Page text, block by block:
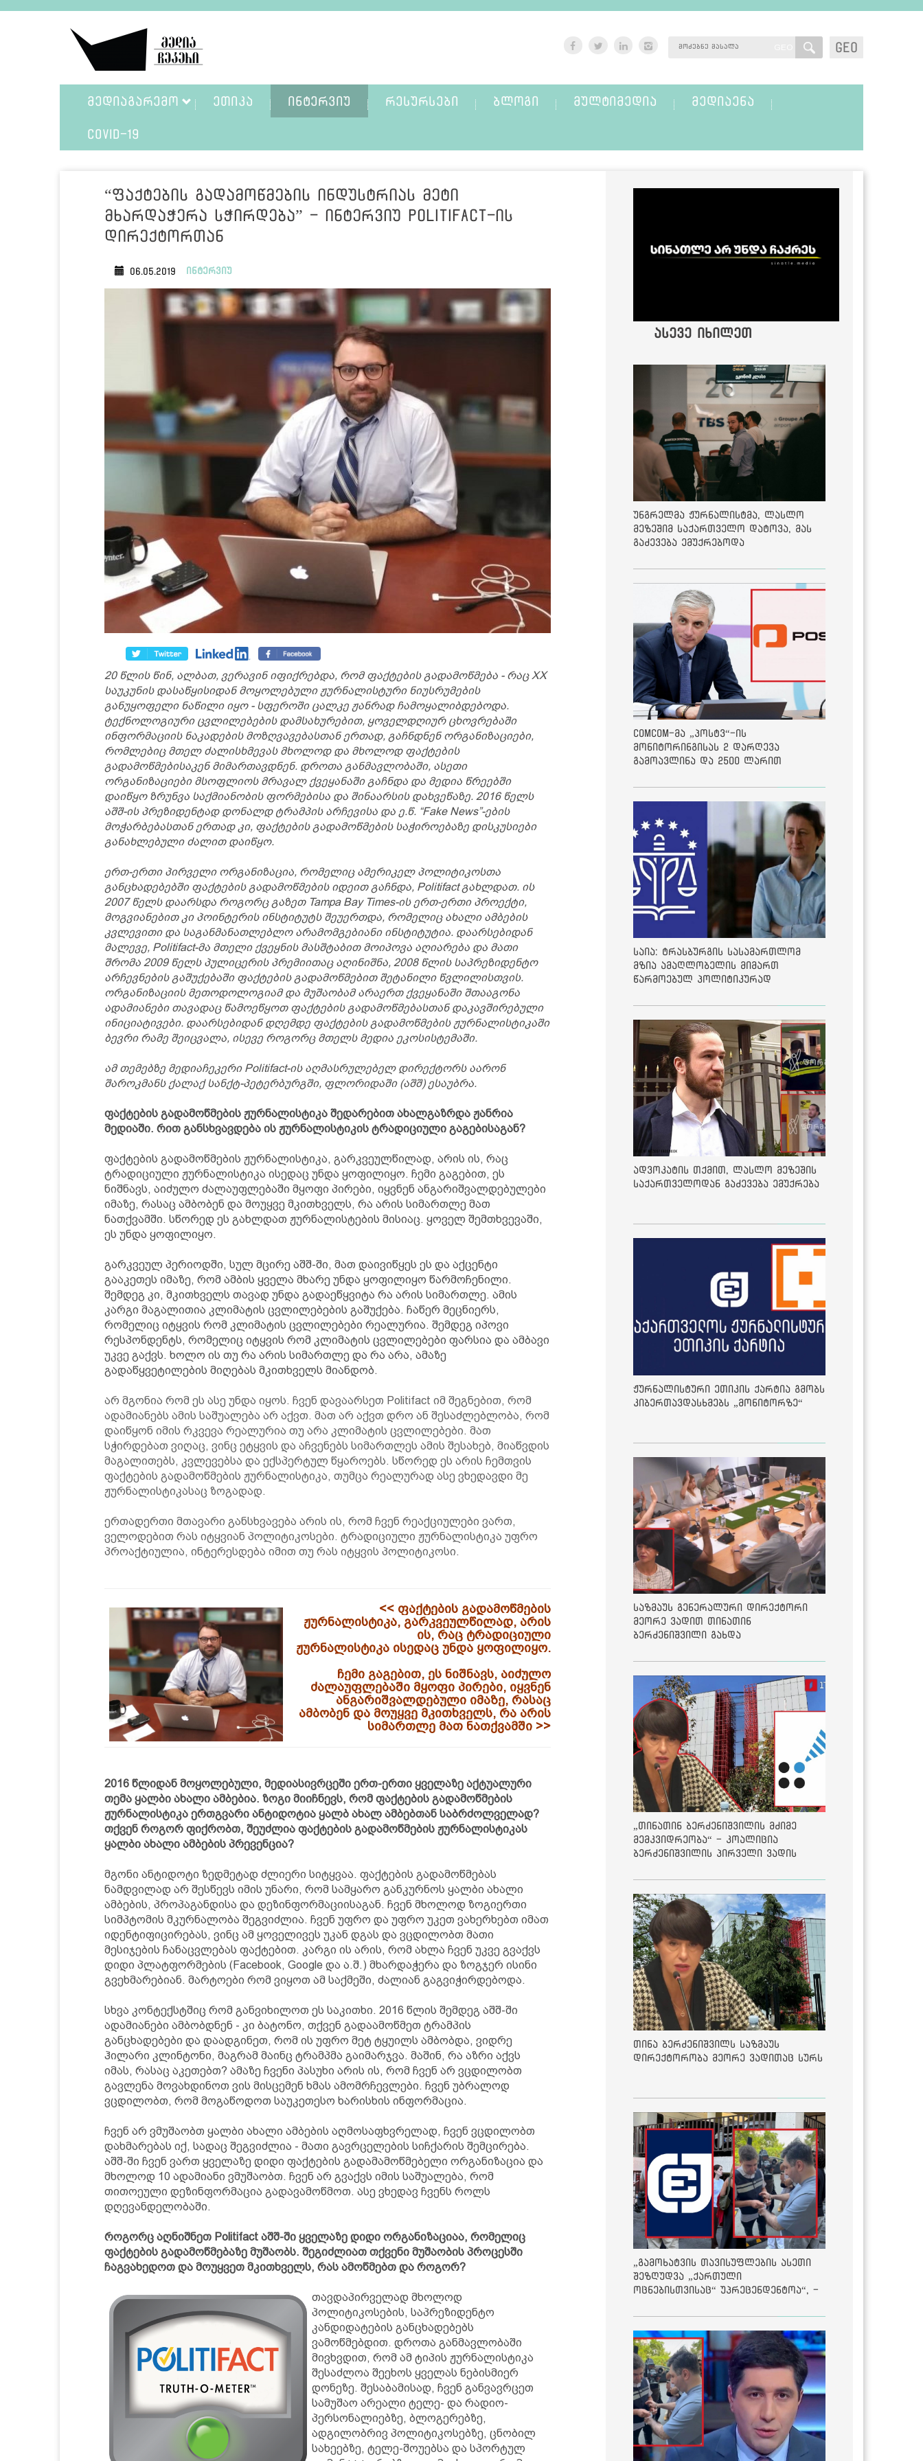
GEO
ᲛᲔᲓᲘᲐᲒᲐᲠᲔᲛᲝ ᲔᲗᲘᲙᲐ ᲘᲜᲢᲔᲠᲕᲘᲣ ᲠᲔᲡᲣᲠᲡᲔᲑᲘ ᲑᲚᲝᲒᲘ ᲛᲣᲚᲢᲘᲛᲔᲓᲘᲐ ᲛᲔᲓᲘᲐᲔᲜᲐ
COVID-19
“ფაქტების გადამოწმების ინდუსტრიას მეტი
მხარდაჭერა სჭირდება” - ინტერვიუ Politifact-ის
დირექტორთან
06.05.2019 ინტერვიუ
20 წლის წინ, ალბათ, ვერავინ იფიქრებდა, რომ ფაქტების გადამოწმება - რაც XX
საუკუნის დასაწყისიდან მოყოლებული ჟურნალისტური ნიუსრუმების
განუყოფელი ნაწილი იყო - სფეროში ცალკე ჟანრად ჩამოყალიბდებოდა.
ტექნოლოგიური ცვლილებების დამსახურებით, ყოველდღიურ ცხოვრებაში
ინფორმაციის ნაკადების მოზღვავებასთან ერთად, გაჩნდნენ ორგანიზაციები,
რომლებიც მთელ ძალისხმევას მხოლოდ და მხოლოდ ფაქტების
გადამოწმებისაკენ მიმართავდნენ. დროთა განმავლობაში, ასეთი
ორგანიზაციები მსოფლიოს მრავალ ქვეყანაში გაჩნდა და მედია წრეებში
დაიწყო ზრუნვა საქმიანობის ფორმებისა და შინაარსის დახვეწაზე. 2016 წელს
აშშ-ის პრეზიდენტად დონალდ ტრამპის არჩევისა და ე.წ. “Fake News”-ების
მოჭარბებასთან ერთად კი, ფაქტების გადამოწმების საჭიროებაზე დისკუსიები
განახლებული ძალით დაიწყო.
ერთ-ერთი პირველი ორგანიზაცია, რომელიც ამერიკელ პოლიტიკოსთა
განცხადებებში ფაქტების გადამოწმების იდეით გაჩნდა, Politifact გახლდათ. ის
2007 წელს დაარსდა როგორც გაზეთ Tampa Bay Times-ის ერთ-ერთი პროექტი,
მოგვიანებით კი პოინტერის ინსტიტუტს შეუერთდა, რომელიც ახალი ამბების
კვლევითი და საგანმანათლებლო არამომგებიანი ინსტიტუტია. დაარსებიდან
მალევე, Politifact-მა მთელი ქვეყნის მასშტაბით მოიპოვა აღიარება და მათი
შრომა 2009 წელს პულიცერის პრემიითაც აღინიშნა, 2008 წლის საპრეზიდენტო
არჩევნების გაშუქებაში ფაქტების გადამოწმებით შეტანილი წვლილისთვის.
ორგანიზაციის მეთოდოლოგიამ და მუშაობამ არაერთ ქვეყანაში შთააგონა
ადამიანები თავადაც წამოეწყოთ ფაქტების გადამოწმებასთან დაკავშირებული
ინიციატივები. დაარსებიდან დღემდე ფაქტების გადამოწმების ჟურნალისტიკაში
ბევრი რამე შეიცვალა, ისევე როგორც მთელს მედია ეკოსისტემაში.
ამ თემებზე მედიაჩეკერი Politifact-ის აღმასრულებელ დირექტორს აარონ
შაროკმანს ქალაქ სანქტ-პეტერბურგში, ფლორიდაში (აშშ) ესაუბრა.
ფაქტების გადამოწმების ჟურნალისტიკა შედარებით ახალგაზრდა ჟანრია
მედიაში. რით განსხვავდება ის ჟურნალისტიკის ტრადიციული გაგებისაგან?
ფაქტების გადამოწმების ჟურნალისტიკა, გარკვეულწილად, არის ის, რაც
ტრადიციული ჟურნალისტიკა ისედაც უნდა ყოფილიყო. ჩემი გაგებით, ეს
ნიშნავს, აიძულო ძალაუფლებაში მყოფი პირები, იყვნენ ანგარიშვალდებულები
იმაზე, რასაც ამბობენ და მოუყვე მკითხველს, რა არის სიმართლე მათ
ნათქვამში. სწორედ ეს გახლდათ ჟურნალისტების მისიაც. ყოველ შემთხვევაში,
ეს უნდა ყოფილიყო.
გარკვეულ პერიოდში, სულ მცირე აშშ-ში, მათ დაივიწყეს ეს და აქცენტი
გააკეთეს იმაზე, რომ ამბის ყველა მხარე უნდა ყოფილიყო წარმოჩენილი.
შემდეგ კი, მკითხველს თავად უნდა გადაეწყვიტა რა არის სიმართლე. ამის
კარგი მაგალითია კლიმატის ცვლილებების გაშუქება. ჩაწერ მეცნიერს,
რომელიც იტყვის რომ კლიმატის ცვლილებები რეალურია. შემდეგ იპოვი
რესპონდენტს, რომელიც იტყვის რომ კლიმატის ცვლილებები ფარსია და ამბავი
უკვე გაქვს. ხოლო ის თუ რა არის სიმართლე და რა არა, ამაზე
გადაწყვეტილების მიღებას მკითხველს მიანდობ.
არ მგონია რომ ეს ასე უნდა იყოს. ჩვენ დავაარსეთ Politifact იმ შეგნებით, რომ
ადამიანებს ამის საშუალება არ აქვთ. მათ არ აქვთ დრო ან შესაძლებლობა, რომ
დაიწყონ იმის რკვევა რეალურია თუ არა კლიმატის ცვლილებები. მათ
სჭირდებათ ვიღაც, ვინც ეტყვის და აჩვენებს სიმართლეს ამის შესახებ, მიაწვდის
მაგალითებს, კვლევებსა და ექსპერტულ წყაროებს. სწორედ ეს არის ჩემთვის
ფაქტების გადამოწმების ჟურნალისტიკა, თუმცა რეალურად ასე ვხედავდი მე
ჟურნალისტიკასაც ზოგადად.
ერთადერთი მთავარი განსხვავება არის ის, რომ ჩვენ რეაქციულები ვართ,
ველოდებით რას იტყვიან პოლიტიკოსები. ტრადიციული ჟურნალისტიკა უფრო
პროაქტიულია, ინტერესდება იმით თუ რას იტყვის პოლიტიკოსი.
<< ფაქტების გადამოწმების
ჟურნალისტიკა, გარკვეულწილად, არის
ის, რაც ტრადიციული
ჟურნალისტიკა ისედაც უნდა ყოფილიყო.
ჩემი გაგებით, ეს ნიშნავს, აიძულო
ძალაუფლებაში მყოფი პირები, იყვნენ
ანგარიშვალდებული იმაზე, რასაც
ამბობენ და მოუყვე მკითხველს, რა არის
სიმართლე მათ ნათქვამში >>
2016 წლიდან მოყოლებული, მედიასივრცეში ერთ-ერთი ყველაზე აქტუალური
თემა ყალბი ახალი ამბებია. ზოგი მიიჩნევს, რომ ფაქტების გადამოწმების
ჟურნალისტიკა ერთგვარი ანტიდოტია ყალბ ახალ ამბებთან საბრძოლველად?
თქვენ როგორ ფიქრობთ, შეუძლია ფაქტების გადამოწმების ჟურნალისტიკას
ყალბი ახალი ამბების პრევენცია?
მგონი ანტიდოტი ზედმეტად ძლიერი სიტყვაა. ფაქტების გადამოწმებას
ნამდვილად არ შესწევს იმის უნარი, რომ სამყარო განკურნოს ყალბი ახალი
ამბების, პროპაგანდისა და დეზინფორმაციისაგან. ჩვენ მხოლოდ ზოგიერთი
სიმპტომის მკურნალობა შეგვიძლია. ჩვენ უფრო და უფრო უკეთ ვახერხებთ იმათ
იდენტიფიცირებას, ვინც ამ ყოველივეს უკან დგას და ვცდილობთ მათი
მესიჯების ჩანაცვლებას ფაქტებით. კარგი ის არის, რომ ახლა ჩვენ უკვე გვაქვს
დიდი პლატფორმების (Facebook, Google და ა.შ.) მხარდაჭერა და ზოგჯერ ისინი
გვეხმარებიან. მარტოები რომ ვიყოთ ამ საქმეში, ძალიან გაგვიჭირდებოდა.
სხვა კონტექსტშიც რომ განვიხილოთ ეს საკითხი. 2016 წლის შემდეგ აშშ-ში
ადამიანები ამბობდნენ - კი ბატონო, თქვენ გადაამოწმეთ ტრამპის
განცხადებები და დაადგინეთ, რომ ის უფრო მეტ ტყუილს ამბობდა, ვიდრე
ჰილარი კლინტონი, მაგრამ მაინც ტრამპმა გაიმარჯვა. მაშინ, რა აზრი აქვს
იმას, რასაც აკეთებთ? ამაზე ჩვენი პასუხი არის ის, რომ ჩვენ არ ვცდილობთ
გავლენა მოვახდინოთ ვის მისცემენ ხმას ამომრჩევლები. ჩვენ უბრალოდ
ვცდილობთ, რომ მოგაწოდოთ საუკეთესო ხარისხის ინფორმაცია.
ჩვენ არ ვმუშაობთ ყალბი ახალი ამბების აღმოსაფხვრელად, ჩვენ ვცდილობთ
დახმარებას იქ, სადაც შეგვიძლია - მათი გავრცელების სიჩქარის შემცირება.
აშშ-ში ჩვენ ვართ ყველაზე დიდი ფაქტების გადამამოწმებელი ორგანიზაცია და
მხოლოდ 10 ადამიანი ვმუშაობთ. ჩვენ არ გვაქვს იმის საშუალება, რომ
თითოეული დეზინფორმაცია გადავამოწმოთ. ასე ვხედავ ჩვენს როლს
დღევანდელობაში.
როგორც აღნიშნეთ Politifact აშშ-ში ყველაზე დიდი ორგანიზაციაა, რომელიც
ფაქტების გადამოწმებაზე მუშაობს. შეგიძლიათ თქვენი მუშაობის პროცესში
ჩაგვახედოთ და მოუყვეთ მკითხველს, რას ამოწმებთ და როგორ?
თავდაპირველად მხოლოდ
პოლიტიკოსების, საპრეზიდენტო
კანდიდატების განცხადებებს
ვამოწმებდით. დროთა განმავლობაში
მივხვდით, რომ ამ ტიპის ჟურნალისტიკა
შესაძლოა შეეხოს ყველას ნებისმიერ
დონეზე. შესაბამისად, ჩვენ განვავრცეთ
სამუშაო არეალი ტელე- და რადიო-
პერსონალიებზე, ბლოგერებზე,
ადგილობრივ პოლიტიკოსებზე, ცნობილ
სახეებზე, ტელე-შოუებსა და სპორტულ
ასევე იხილეთ
უნგრელმა ჟურნალისტმა, ლასლო
მეზეშიმ საქართველო დატოვა, მას
გაძევება ემუქრებოდა
ComCom-მა „პოსტვ“-ის
მონიტორინგისას 2 დარღევა
გამოავლინა და 2500 ლარით
საია: ტრასბურგის სასამართლომ
მზია ამაღლობელის მიმართ
წარმოებულ პოლიტიკურად
მეოთხე საჩივარი დაარეგისტრირა
ადვოკატის თქმით, ლასლო მეზეშის
საქართველოდან გაძევება ემუქრება
ჟურნალისტური ეთიკის ქარტია გმობს
კიბერთავდასხმებს „მონიტორზე“
საზმაუს გენერალური დირექტორი
მეორე ვადით თინათინ
ბერძენიშვილი გახდა
„თინათინ ბერძენიშვილის მძიმე
მემკვიდრეობა“ - კოალიცია
ბერძენიშვილის პირველი ვადის
თინა ბერძენიშვილს საზმაუს
დირექტორობა მეორე ვადითაც სურს
„გამოხატვის თავისუფლების ასეთი
შეზღუდვა „ქართული
ოცნებისთვისაც“ უპრეცენდენტოა“, -